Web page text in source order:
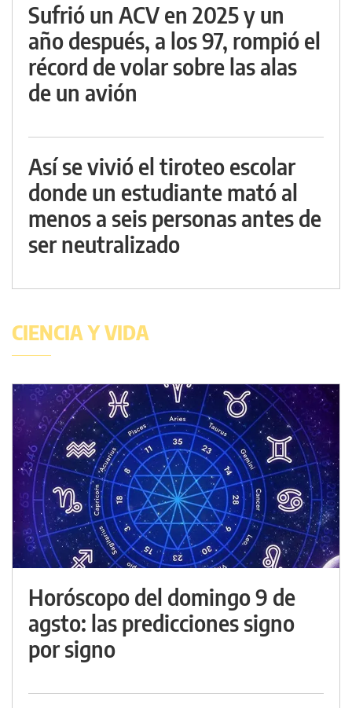
Sufrió un ACV en 2025 y un
año después, a los 97, rompió el
récord de volar sobre las alas
de un avión
Así se vivió el tiroteo escolar
donde un estudiante mató al
menos a seis personas antes de
ser neutralizado
CIENCIA Y VIDA
Horóscopo del domingo 9 de
agsto: las predicciones signo
por signo